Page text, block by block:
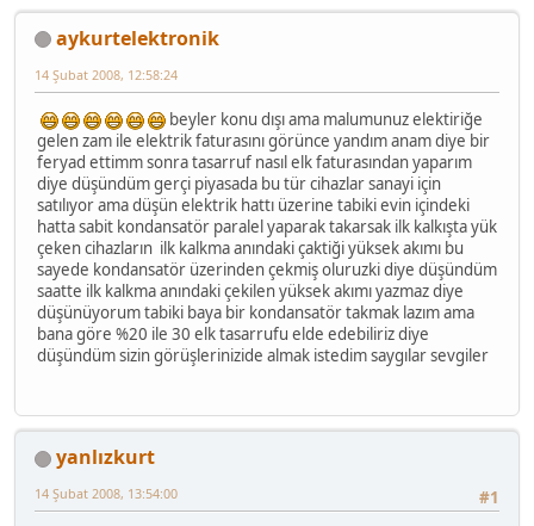
aykurtelektronik
14 Şubat 2008, 12:58:24
beyler konu dışı ama malumunuz elektiriğe
gelen zam ile elektrik faturasını görünce yandım anam diye bir
feryad ettimm sonra tasarruf nasıl elk faturasından yaparım
diye düşündüm gerçi piyasada bu tür cihazlar sanayi için
satılıyor ama düşün elektrik hattı üzerine tabiki evin içindeki
hatta sabit kondansatör paralel yaparak takarsak ilk kalkışta yük
çeken cihazların ilk kalkma anındaki çaktiği yüksek akımı bu
sayede kondansatör üzerinden çekmiş oluruzki diye düşündüm
saatte ilk kalkma anındaki çekilen yüksek akımı yazmaz diye
düşünüyorum tabiki baya bir kondansatör takmak lazım ama
bana göre %20 ile 30 elk tasarrufu elde edebiliriz diye
düşündüm sizin görüşlerinizide almak istedim saygılar sevgiler
yanlızkurt
#1
14 Şubat 2008, 13:54:00